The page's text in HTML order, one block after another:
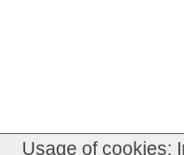
Usage of cookies: